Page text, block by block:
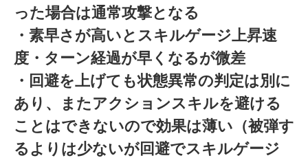
った場合は通常攻撃となる
・素早さが高いとスキルゲージ上昇速
度・ターン経過が早くなるが微差
・回避を上げても状態異常の判定は別に
あり、またアクションスキルを避ける
ことはできないので効果は薄い（被弾す
るよりは少ないが回避でスキルゲージ